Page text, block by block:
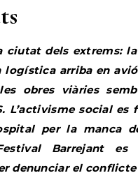
ciutat dels extrems:
logística arriba en
obres viàries
L’activisme social es
per la manca
Barrejant es
denunciar el conflicte